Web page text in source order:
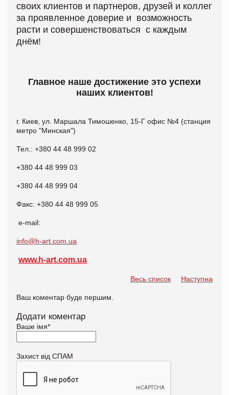
своих клиентов и партнеров, друзей и коллег
за проявленное доверие и возможность
расти и совершенствоваться с каждым
днём!
Главное наше достижение это успехи
наших клиентов!
г. Киев, ул. Маршала Тимошенко, 15-Г офис №4 (станция
метро "Минская")
Тел.: +380 44 48 999 02
+380 44 48 999 03
+380 44 48 999 04
Факс: +380 44 48 999 05
e-mail:
info@h-art.com.ua
www.h-art.com.ua
Весь список Наступна
Ваш коментар буде першим.
Додати коментар
Ваше імя*
Захист від СПАМ